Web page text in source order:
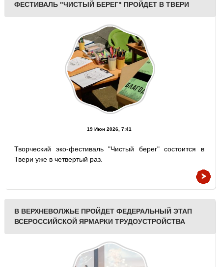
ФЕСТИВАЛЬ "ЧИСТЫЙ БЕРЕГ" ПРОЙДЕТ В ТВЕРИ
19 Июн 2026, 7:41
Творческий эко-фестиваль "Чистый берег" состоится в
Твери уже в четвертый раз.
В ВЕРХНЕВОЛЖЬЕ ПРОЙДЕТ ФЕДЕРАЛЬНЫЙ ЭТАП
ВСЕРОССИЙСКОЙ ЯРМАРКИ ТРУДОУСТРОЙСТВА